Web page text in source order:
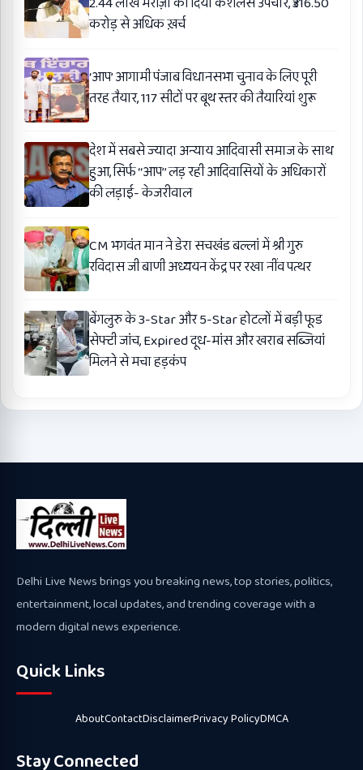
करोड़ से अधिक ख़र्च
‘आप’ आगामी पंजाब विधानसभा चुनाव के लिए पूरी
तरह तैयार, 117 सीटों पर बूथ स्तर की तैयारियां शुरू
देश में सबसे ज्यादा अन्याय आदिवासी समाज के साथ
हुआ, सिर्फ ‘‘आप’’ लड़ रही आदिवासियों के अधिकारों
की लड़ाई- केजरीवाल
CM भगवंत मान ने डेरा सचखंड बल्लां में श्री गुरु
रविदास जी बाणी अध्ययन केंद्र पर रखा नींव पत्थर
बेंगलुरु के 3-Star और 5-Star होटलों में बड़ी फूड
सेफ्टी जांच, Expired दूध-मांस और खराब सब्जियां
मिलने से मचा हड़कंप
Delhi Live News brings you breaking news, top stories, politics,
entertainment, local updates, and trending coverage with a
modern digital news experience.
Quick Links
AboutContactDisclaimerPrivacy PolicyDMCA
Stay Connected